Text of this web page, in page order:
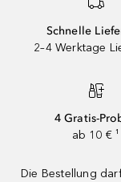
Schnelle
2–4 Werktage
4 Gratis-
ab 10 € ¹
Die Bestellung